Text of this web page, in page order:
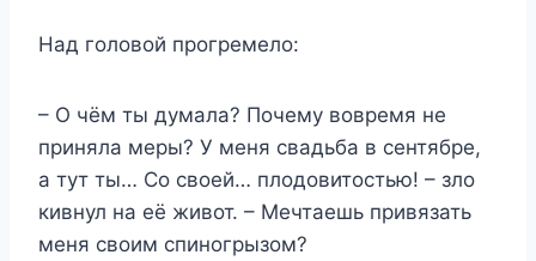
Над головой прогремело:
– О чём ты думала? Почему вовремя не
приняла меры? У меня свадьба в сентябре,
а тут ты… Со своей… плодовитостью! – зло
кивнул на её живот. – Мечтаешь привязать
меня своим спиногрызом?